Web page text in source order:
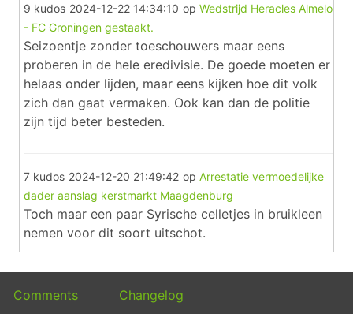
9 kudos 2024-12-22 14:34:10 op Wedstrijd Heracles Almelo
- FC Groningen gestaakt.
Seizoentje zonder toeschouwers maar eens
proberen in de hele eredivisie. De goede moeten er
helaas onder lijden, maar eens kijken hoe dit volk
zich dan gaat vermaken. Ook kan dan de politie
zijn tijd beter besteden.
7 kudos 2024-12-20 21:49:42 op Arrestatie vermoedelijke
dader aanslag kerstmarkt Maagdenburg
Toch maar een paar Syrische celletjes in bruikleen
nemen voor dit soort uitschot.
Comments Changelog